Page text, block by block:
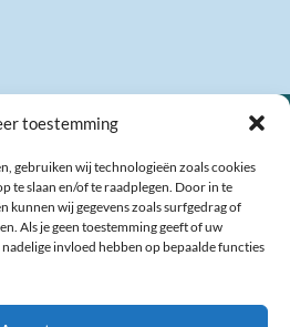
toestemming
gebruiken wij technologieën zoals cookies
te slaan en/of te raadplegen. Door in te
kunnen wij gegevens zoals surfgedrag of
Als je geen toestemming geeft of uw
invloed hebben op bepaalde functies